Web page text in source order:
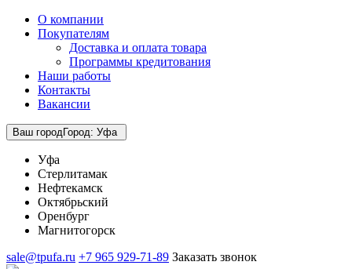
О компании
Покупателям
Доставка и оплата товара
Программы кредитования
Наши работы
Контакты
Вакансии
Ваш городГород: Уфа
Уфа
Стерлитамак
Нефтекамск
Октябрьский
Оренбург
Магнитогорск
sale@tpufa.ru +7 965 929-71-89 Заказать звонок